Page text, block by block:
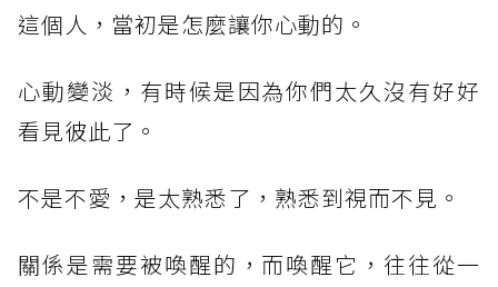
這個人，當初是怎麼讓你心動的。
心動變淡，有時候是因為你們太久沒有好好
看見彼此了。
不是不愛，是太熟悉了，熟悉到視而不見。
關係是需要被喚醒的，而喚醒它，往往從一